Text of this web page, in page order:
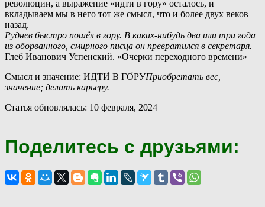
революции, а выражение «идти в гору» осталось, и
вкладываем мы в него тот же смысл, что и более двух веков
назад.
Руднев быстро пошёл в гору. В каких-нибудь два или три года
из оборванного, смирного писца он превратился в секретаря.
Глеб Иванович Успенский. «Очерки переходного времени»
Смысл и значение: ИДТИ́ В ГО́РУПриобретать вес,
значение; делать карьеру.
Статья обновлялась: 10 февраля, 2024
Поделитесь с друзьями: